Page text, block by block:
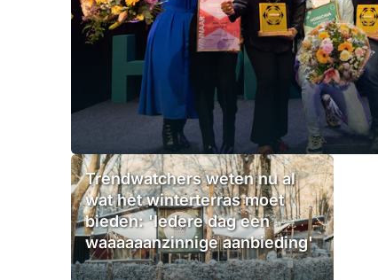
Trendwatchers weten nu al
wat het winterterras moet
bieden: 'Iedere dag een
waaaaaanzinnige aanbieding'